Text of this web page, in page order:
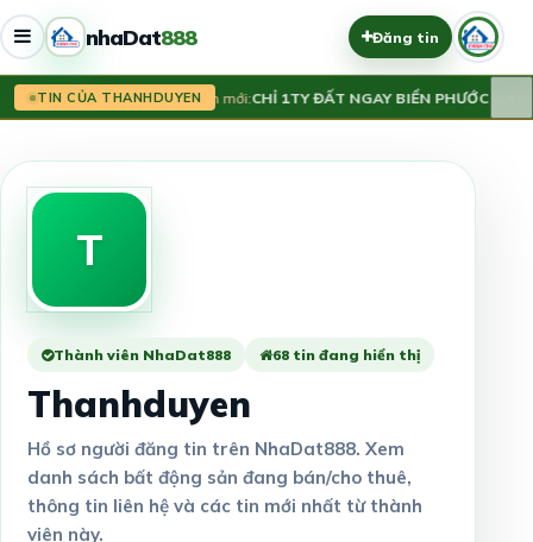
nhaDat888 Đăng tin
TIN CỦA THANHDUYENTin mới:CHỈ 1TY ĐẤT NGAY BIỂN PHƯỚC HẢI,
T
Thành viên NhaDat888 68 tin đang hiển thị
Thanhduyen
Hồ sơ người đăng tin trên NhaDat888. Xem
danh sách bất động sản đang bán/cho thuê,
thông tin liên hệ và các tin mới nhất từ thành
viên này.